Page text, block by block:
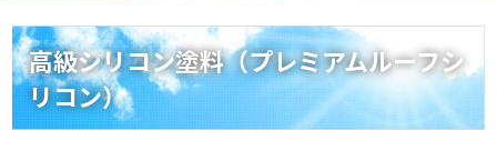
来店予約 お電話
高級シリコン塗料（プレミアムルーフシ
リコン）